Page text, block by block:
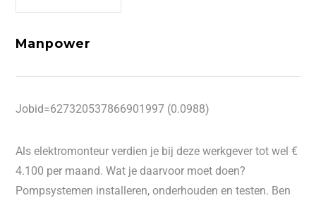
Manpower
Jobid=627320537866901997 (0.0988)
Als elektromonteur verdien je bij deze werkgever tot wel €
4.100 per maand. Wat je daarvoor moet doen?
Pompsystemen installeren, onderhouden en testen. Ben